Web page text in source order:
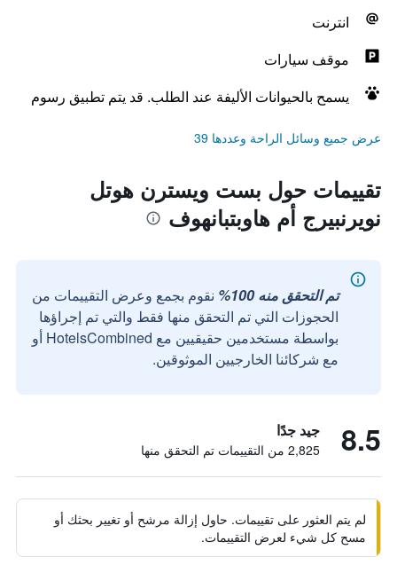
انترنت
موقف سيارات
يسمح بالحيوانات الأليفة عند الطلب. قد يتم تطبيق رسوم
عرض جميع وسائل الراحة وعددها 39
تقييمات حول بست ويسترن هوتل
نويرنبيرج أم هاوبتبانهوف
تم التحقق منه 100%
نقوم بجمع وعرض التقييمات من
الحجوزات التي تم التحقق منها فقط والتي تم إجراؤها
بواسطة مستخدمين حقيقيين مع HotelsCombined أو
مع شركائنا الخارجيين الموثوقين.
8.5 جيد جدًا
2,825 من التقييمات تم التحقق منها
لم يتم العثور على تقييمات. حاول إزالة مرشح أو تغيير بحثك أو
مسح كل شيء لعرض التقييمات.